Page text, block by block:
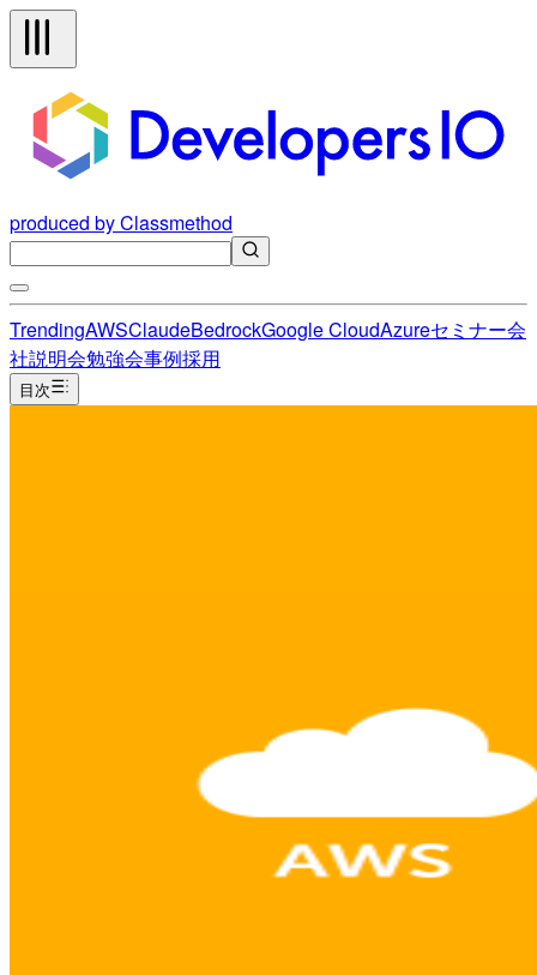
produced by Classmethod
TrendingAWSClaudeBedrockGoogle CloudAzureセミナー会
社説明会勉強会事例採用
目次